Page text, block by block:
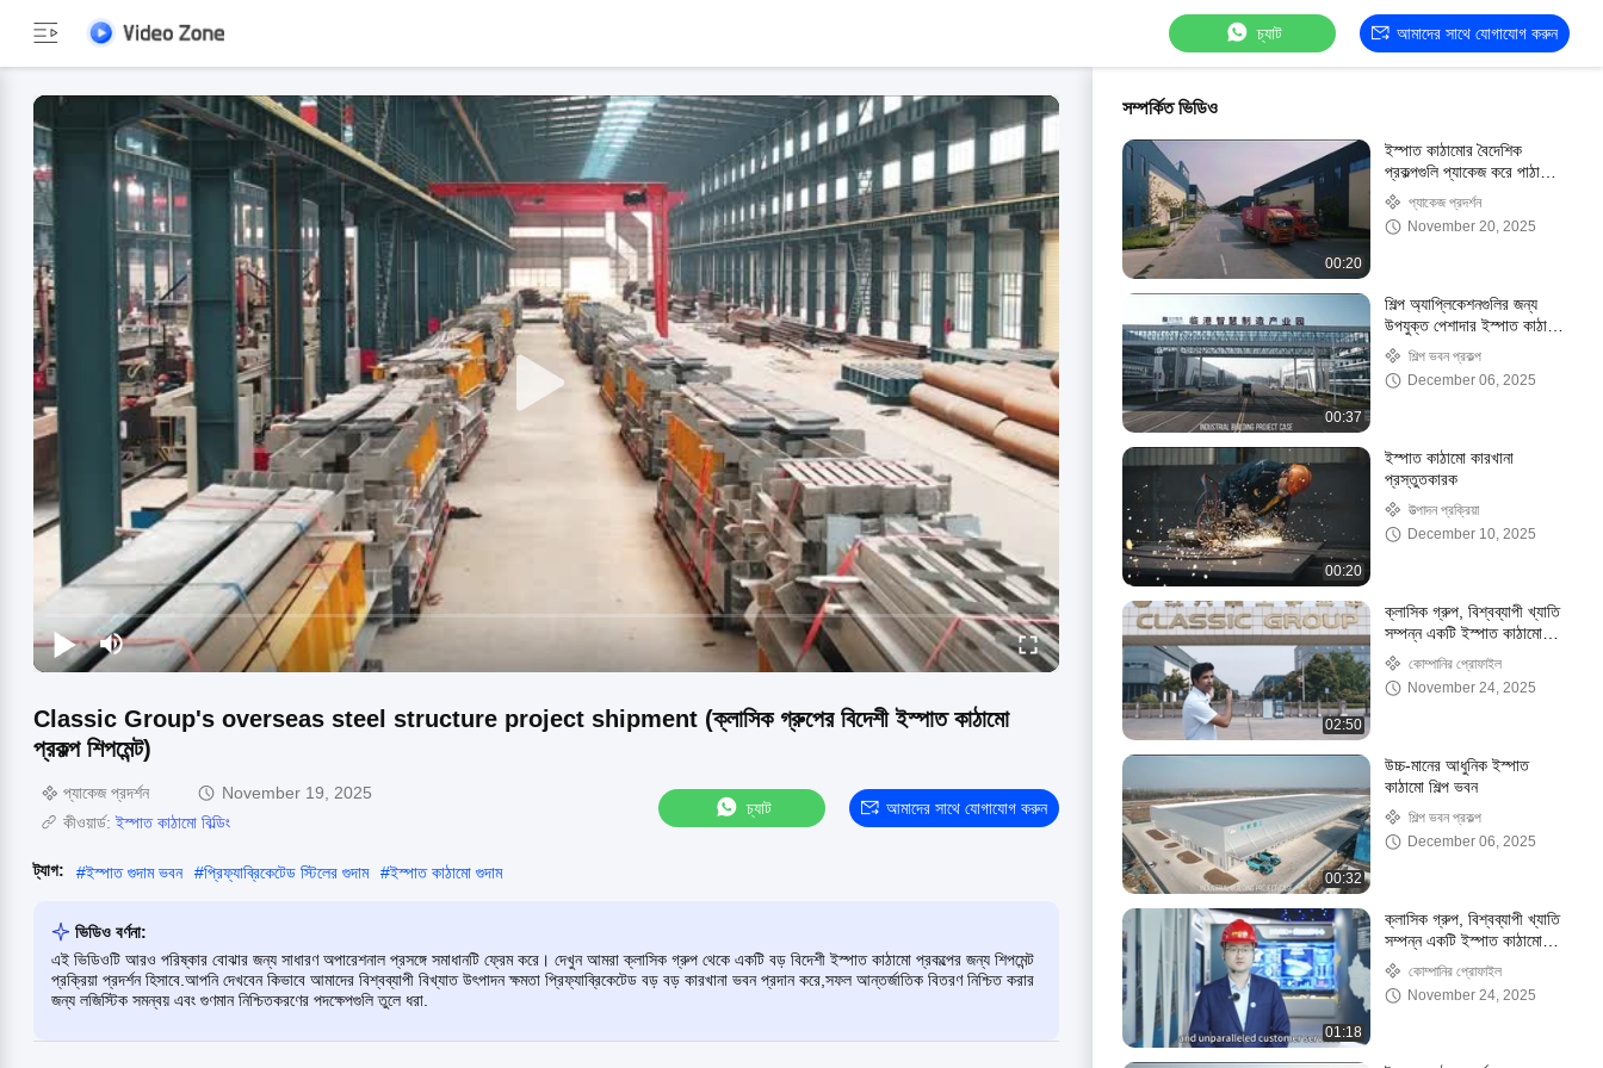
চ্যাট আমাদের সাথে যোগাযোগ করুন
Classic Group's overseas steel structure project shipment (ক্লাসিক গ্রুপের বিদেশী ইস্পাত কাঠামো
প্রকল্প শিপমেন্ট)
প্যাকেজ প্রদর্শন
November 19, 2025
কীওয়ার্ড:ইস্পাত কাঠামো বিল্ডিং
চ্যাট আমাদের সাথে যোগাযোগ করুন
ট্যাগ: #ইস্পাত গুদাম ভবন #প্রিফ্যাব্রিকেটেড স্টিলের গুদাম #ইস্পাত কাঠামো গুদাম
ভিডিও বর্ণনা:
এই ভিডিওটি আরও পরিষ্কার বোঝার জন্য সাধারণ অপারেশনাল প্রসঙ্গে সমাধানটি ফ্রেম করে। দেখুন আমরা ক্লাসিক গ্রুপ থেকে একটি বড় বিদেশী ইস্পাত কাঠামো প্রকল্পের জন্য শিপমেন্ট
প্রক্রিয়া প্রদর্শন হিসাবে.আপনি দেখবেন কিভাবে আমাদের বিশ্বব্যাপী বিখ্যাত উৎপাদন ক্ষমতা প্রিফ্যাব্রিকেটেড বড় বড় কারখানা ভবন প্রদান করে,সফল আন্তর্জাতিক বিতরণ নিশ্চিত করার
জন্য লজিস্টিক সমন্বয় এবং গুণমান নিশ্চিতকরণের পদক্ষেপগুলি তুলে ধরা.
সম্পর্কিত ভিডিও
00:20
ইস্পাত কাঠামোর বৈদেশিক
প্রকল্পগুলি প্যাকেজ করে পাঠানো
হয়েছেপ্যাকেজ প্রদর্শন
November 20, 2025
00:37
শিল্প অ্যাপ্লিকেশনগুলির জন্য
উপযুক্ত পেশাদার ইস্পাত কাঠামো
কর্মশালাশিল্প ভবন প্রকল্প
December 06, 2025
00:20
ইস্পাত কাঠামো কারখানা
প্রস্তুতকারক
উত্পাদন প্রক্রিয়া
December 10, 2025
02:50
ক্লাসিক গ্রুপ, বিশ্বব্যাপী খ্যাতি
সম্পন্ন একটি ইস্পাত কাঠামো
প্রস্তুতকারক
কোম্পানির প্রোফাইল
November 24, 2025
00:32
উচ্চ-মানের আধুনিক ইস্পাত
কাঠামো শিল্প ভবন
শিল্প ভবন প্রকল্প
December 06, 2025
01:18
ক্লাসিক গ্রুপ, বিশ্বব্যাপী খ্যাতি
সম্পন্ন একটি ইস্পাত কাঠামো
সরবরাহকারী।
কোম্পানির প্রোফাইল
November 24, 2025